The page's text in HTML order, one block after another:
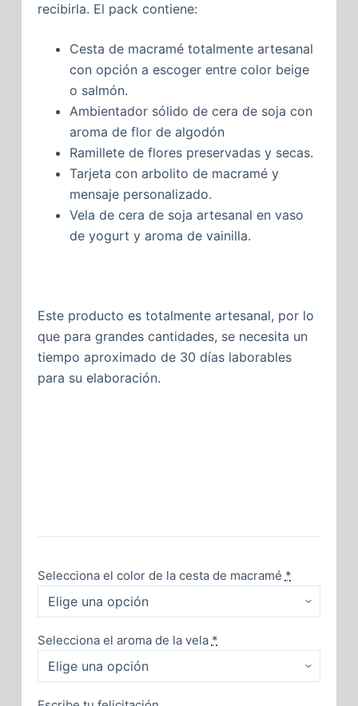
recibirla. El pack contiene:
Cesta de macramé totalmente artesanal
con opción a escoger entre color beige
o salmón.
Ambientador sólido de cera de soja con
aroma de flor de algodón
Ramillete de flores preservadas y secas.
Tarjeta con arbolito de macramé y
mensaje personalizado.
Vela de cera de soja artesanal en vaso
de yogurt y aroma de vainilla.
Este producto es totalmente artesanal, por lo
que para grandes cantidades, se necesita un
tiempo aproximado de 30 días laborables
para su elaboración.
Selecciona el color de la cesta de macramé *
Selecciona el aroma de la vela *